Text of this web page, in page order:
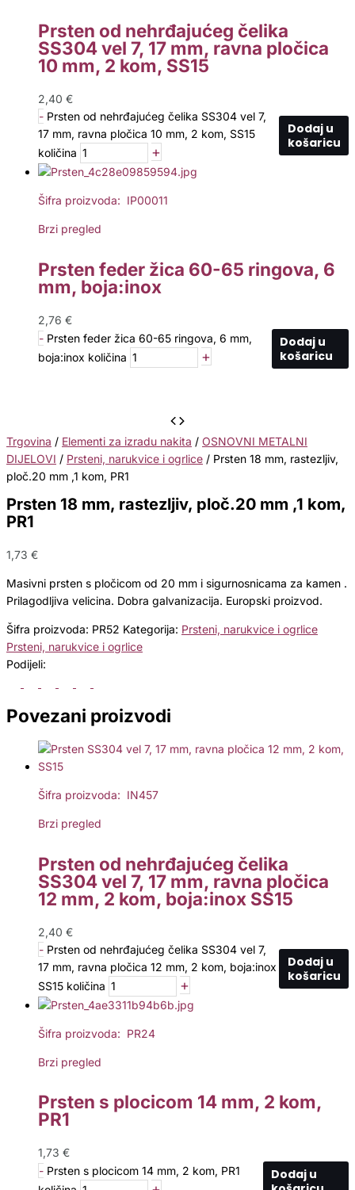
Prsten od nehrđajućeg čelika
SS304 vel 7, 17 mm, ravna pločica
10 mm, 2 kom, SS15
2,40 €
- Prsten od nehrđajućeg čelika SS304 vel 7,
17 mm, ravna pločica 10 mm, 2 kom, SS15
količina
+
Dodaj u
košaricu
Šifra proizvoda: IP00011
Brzi pregled
Prsten feder žica 60-65 ringova, 6
mm, boja:inox
2,76 €
- Prsten feder žica 60-65 ringova, 6 mm,
boja:inox količina
+
Dodaj u
košaricu
Trgovina / Elementi za izradu nakita / OSNOVNI METALNI
DIJELOVI / Prsteni, narukvice i ogrlice / Prsten 18 mm, rastezljiv,
ploč.20 mm ,1 kom, PR1
Prsten 18 mm, rastezljiv, ploč.20 mm ,1 kom,
PR1
1,73 €
Masivni prsten s pločicom od 20 mm i sigurnosnicama za kamen .
Prilagodljiva velicina. Dobra galvanizacija. Europski proizvod.
Šifra proizvoda: PR52 Kategorija: Prsteni, narukvice i ogrlice
Prsteni, narukvice i ogrlice
Podijeli:
Povezani proizvodi
Šifra proizvoda: IN457
Brzi pregled
Prsten od nehrđajućeg čelika
SS304 vel 7, 17 mm, ravna pločica
12 mm, 2 kom, boja:inox SS15
2,40 €
- Prsten od nehrđajućeg čelika SS304 vel 7,
17 mm, ravna pločica 12 mm, 2 kom, boja:inox
SS15 količina
+
Dodaj u
košaricu
Šifra proizvoda: PR24
Brzi pregled
Prsten s plocicom 14 mm, 2 kom,
PR1
1,73 €
- Prsten s plocicom 14 mm, 2 kom, PR1
Dodaj u